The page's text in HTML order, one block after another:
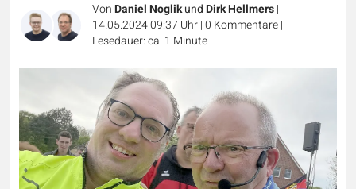
VonDaniel NoglikundDirk Hellmers|
14.05.2024 09:37 Uhr|0 Kommentare|
Lesedauer: ca. 1 Minute